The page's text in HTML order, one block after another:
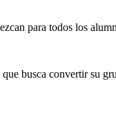
para todos los
busca convertir su